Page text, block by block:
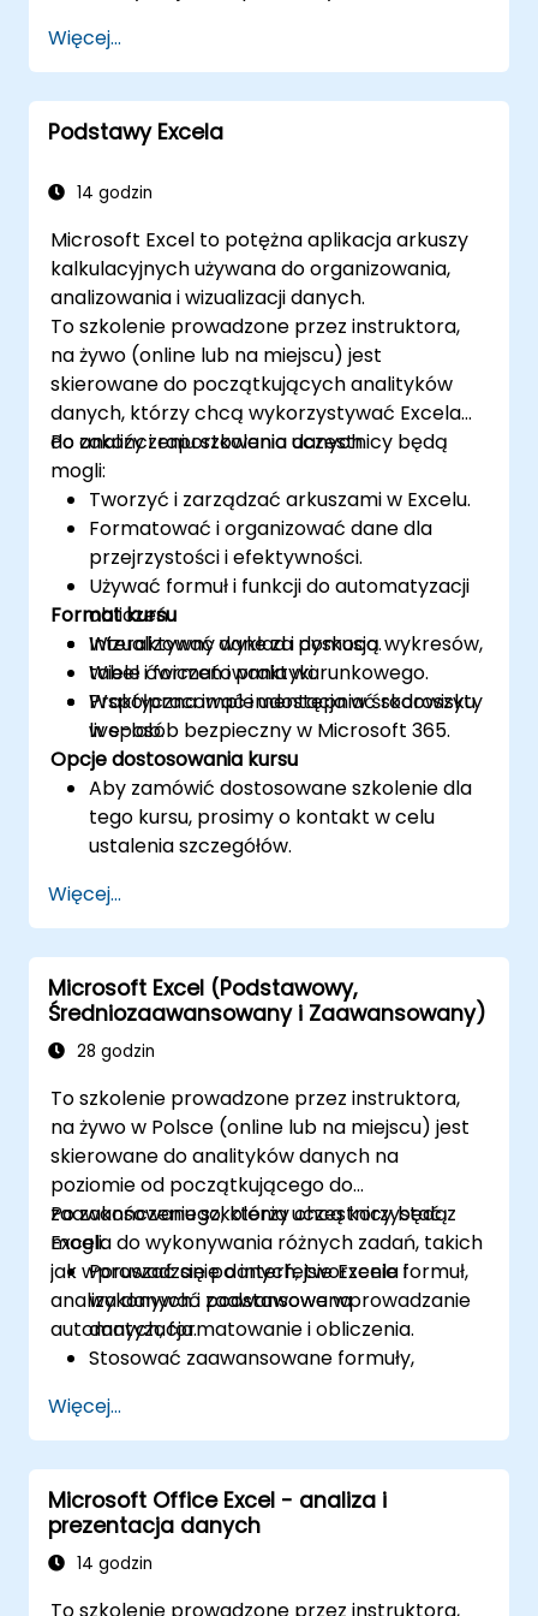
biznesu po naukę i edukację. Jego
wszechstronne funkcje umożliwiają analizę
danych, tworzenie raportów, budżetów,
harmonogramów, zarządzanie danymi i wiele
funkcji finansowych, wyszukiwania INDEX-
MATCH, zapytań do baz danych, tabel
przestawnych, wykresów przestawnych oraz
integracji danych zewnętrznych. Zagłębia się
Analysis ToolPak oraz makra VBA do
Pomaga profesjonalistom przekształcać
surowe dane w użyteczne wnioski finansowe i
dokładne prognozy wspierające planowanie
strategiczne.
Więcej...
Podstawy Excela
14 godzin
Microsoft Excel to potężna aplikacja arkuszy
kalkulacyjnych używana do organizowania,
analizowania i wizualizacji danych.
To szkolenie prowadzone przez instruktora,
na żywo (online lub na miejscu) jest
skierowane do początkujących analityków
danych, którzy chcą wykorzystywać Excela
do analizy i raportowania danych.
Po zakończeniu szkolenia uczestnicy będą
mogli:
Tworzyć i zarządzać arkuszami w Excelu.
Formatować i organizować dane dla
przejrzystości i efektywności.
Używać formuł i funkcji do automatyzacji
obliczeń.
Wizualizować dane za pomocą wykresów,
tabel i formatowania warunkowego.
Współpracować i udostępniać skoroszyty
w sposób bezpieczny w Microsoft 365.
Format kursu
Interaktywny wykład i dyskusja.
Wiele ćwiczeń i praktyki.
Praktyczna implementacja w środowisku
live-lab.
Opcje dostosowania kursu
Aby zamówić dostosowane szkolenie dla
tego kursu, prosimy o kontakt w celu
ustalenia szczegółów.
Więcej...
Microsoft Excel (Podstawowy,
Średniozaawansowany i Zaawansowany)
28 godzin
To szkolenie prowadzone przez instruktora,
na żywo w Polsce (online lub na miejscu) jest
skierowane do analityków danych na
poziomie od początkującego do
zaawansowanego, którzy chcą korzystać z
Excela do wykonywania różnych zadań, takich
jak wprowadzanie danych, tworzenie formuł,
analiza danych i zaawansowana
automatyzacja.
Po zakończeniu szkolenia uczestnicy będą
mogli:
Poruszać się po interfejsie Excela i
wykonywać podstawowe wprowadzanie
danych, formatowanie i obliczenia.
Stosować zaawansowane formuły,
analizy danych.
Tworzyć i zarządzać tabelami
przestawnymi oraz wykresami do
wizualizacji danych.
Korzystać z narzędzi takich jak Power
Query, Power Pivot i przeprowadzać
Więcej...
Microsoft Office Excel - analiza i
prezentacja danych
14 godzin
To szkolenie prowadzone przez instruktora,